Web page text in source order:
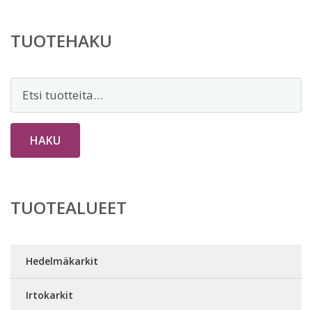
TUOTEHAKU
Etsi:
HAKU
TUOTEALUEET
Hedelmäkarkit
Irtokarkit